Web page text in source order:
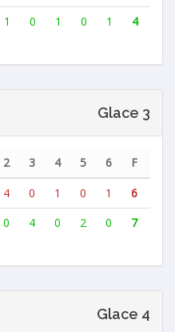
1 0 1 0 1 4
Glace 3
2 3 4 5 6
F
4 0 1 0 1
6
0 4 0 2 0 7
Glace 4